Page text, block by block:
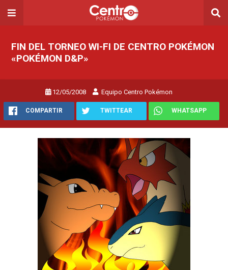
FIN DEL TORNEO WI-FI DE CENTRO POKÉMON
«POKÉMON D&P»
12/05/2008 Equipo Centro Pokémon
COMPARTIR TWITTEAR WHATSAPP